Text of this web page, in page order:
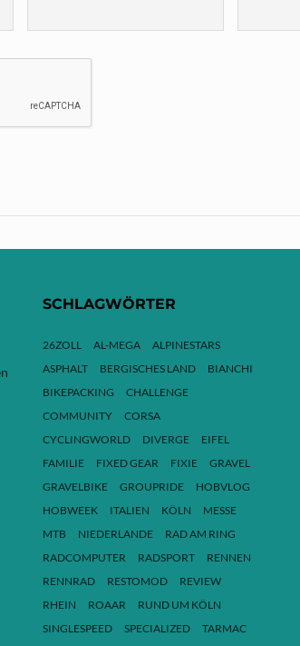
SCHLAGWÖRTER
26ZOLL AL-MEGA
ALPINESTARS
ASPHALT
BERGISCHES LAND
BIANCHI
BIKEPACKING
CHALLENGE
COMMUNITY
CORSA
CYCLINGWORLD
DIVERGE
EIFEL
FAMILIE
FIXED GEAR FIXIE
GRAVEL
GRAVELBIKE
GROUPRIDE
HOBVLOG
HOBWEEK
ITALIEN KÖLN
MESSE
MTB
NIEDERLANDE
RAD AM RING
RADCOMPUTER
RADSPORT
RENNEN
RENNRAD
RESTOMOD
REVIEW
RHEIN
ROAAR
RUND UM KÖLN
SINGLESPEED
SPECIALIZED
TARMAC